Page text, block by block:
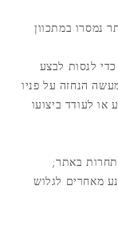
נמסרו במתכוון
כדי לנסות לבצע
הנחזה על פניו
לעודד ביצועו
מאחרים לגלוש